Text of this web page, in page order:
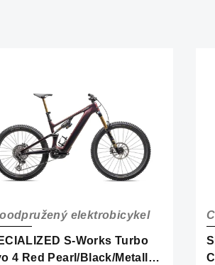
S-Works Turbo
4 Red Pearl/Black/Metallic
elektrobicykel